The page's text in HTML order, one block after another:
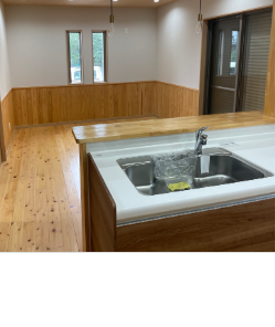
木の温もりを感じる新築住宅となっております！ 随時内覧可能で